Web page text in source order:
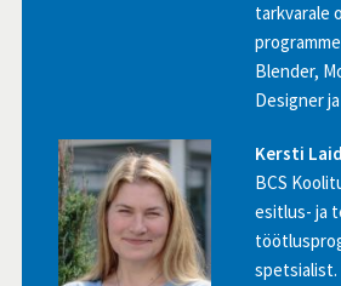
tarkvarale
Blender,
Designer
Kersti
BCS
esitlus- ja
spetsialist.